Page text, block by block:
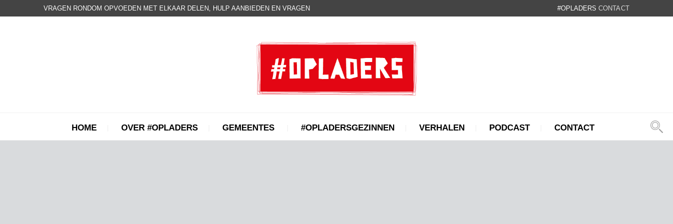
VRAGEN RONDOM OPVOEDEN MET ELKAAR DELEN, HULP AANBIEDEN EN VRAGEN #OPLADERS CONTACT
HOME OVER #OPLADERS GEMEENTES #OPLADERSGEZINNEN VERHALEN PODCAST CONTACT